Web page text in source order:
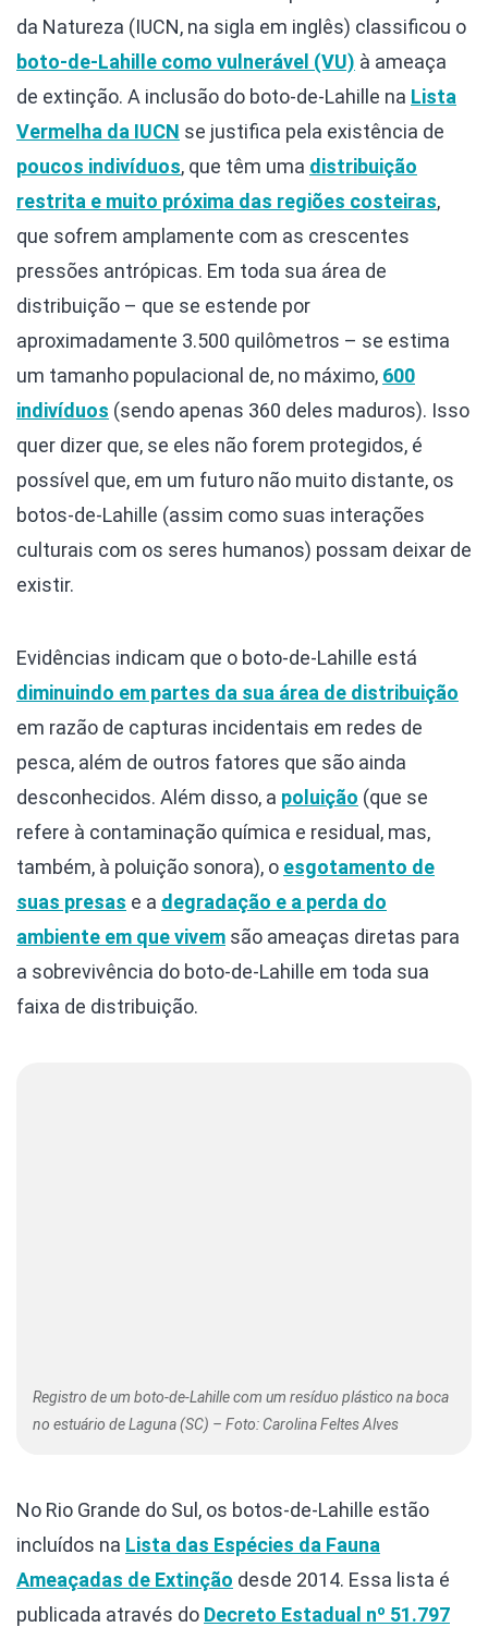
da Natureza (IUCN, na sigla em inglês) classificou o
boto-de-Lahille como vulnerável (VU) à ameaça
de extinção. A inclusão do boto-de-Lahille na Lista
Vermelha da IUCN se justifica pela existência de
poucos indivíduos, que têm uma distribuição
restrita e muito próxima das regiões costeiras,
que sofrem amplamente com as crescentes
pressões antrópicas. Em toda sua área de
distribuição – que se estende por
aproximadamente 3.500 quilômetros – se estima
um tamanho populacional de, no máximo, 600
indivíduos (sendo apenas 360 deles maduros). Isso
quer dizer que, se eles não forem protegidos, é
possível que, em um futuro não muito distante, os
botos-de-Lahille (assim como suas interações
culturais com os seres humanos) possam deixar de
existir.
Evidências indicam que o boto-de-Lahille está
diminuindo em partes da sua área de distribuição
em razão de capturas incidentais em redes de
pesca, além de outros fatores que são ainda
desconhecidos. Além disso, a poluição (que se
refere à contaminação química e residual, mas,
também, à poluição sonora), o esgotamento de
suas presas e a degradação e a perda do
ambiente em que vivem são ameaças diretas para
a sobrevivência do boto-de-Lahille em toda sua
faixa de distribuição.
Registro de um boto-de-Lahille com um resíduo plástico na boca
no estuário de Laguna (SC) – Foto: Carolina Feltes Alves
No Rio Grande do Sul, os botos-de-Lahille estão
incluídos na Lista das Espécies da Fauna
Ameaçadas de Extinção desde 2014. Essa lista é
publicada através do Decreto Estadual nº 51.797